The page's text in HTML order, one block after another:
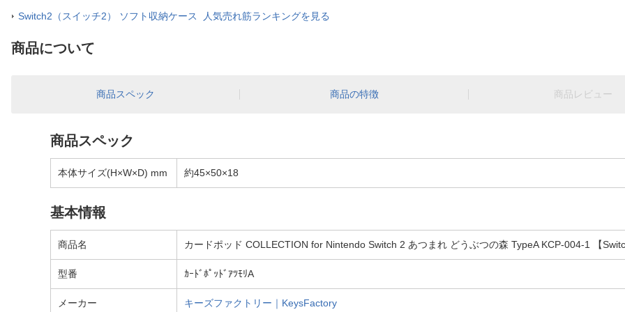
Switch2（スイッチ2） ソフト収納ケース 人気売れ筋ランキングを見る
商品について
商品スペック 商品の特徴 商品レビュー
商品スペック
本体サイズ(H×W×D) mm 約45×50×18
基本情報
商品名 カードポッド COLLECTION for Nintendo Switch 2 あつまれ どうぶつの森 TypeA KCP-004-1 【
型番 ｶｰﾄﾞﾎﾟｯﾄﾞｱﾂﾓﾘA
メーカー キーズファクトリー｜KeysFactory